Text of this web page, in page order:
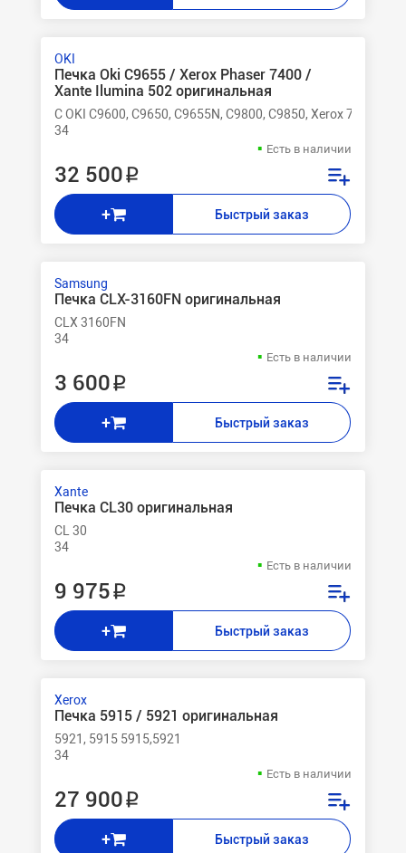
OKI
Печка Oki C9655 / Xerox Phaser 7400 /
Xante Ilumina 502 оригинальная
C OKI C9600, C9650, C9655N, C9800, C9850, Xerox 7400
34
Есть в наличии
32 500 ₽
+ Быстрый заказ
Samsung
Печка CLX-3160FN оригинальная
CLX 3160FN
34
Есть в наличии
3 600 ₽
+ Быстрый заказ
Xante
Печка CL30 оригинальная
CL 30
34
Есть в наличии
9 975 ₽
+ Быстрый заказ
Xerox
Печка 5915 / 5921 оригинальная
5921, 5915 5915,5921
34
Есть в наличии
27 900 ₽
+ Быстрый заказ